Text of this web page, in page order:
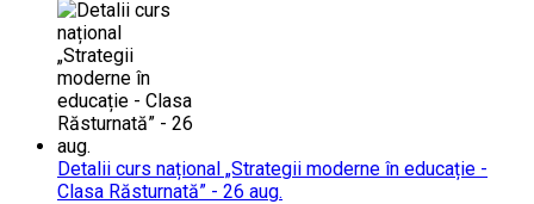
Detalii curs național „Strategii moderne în educație -
Clasa Răsturnată” - 26 aug.